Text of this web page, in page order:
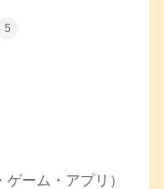
5
ーム・アプリ）